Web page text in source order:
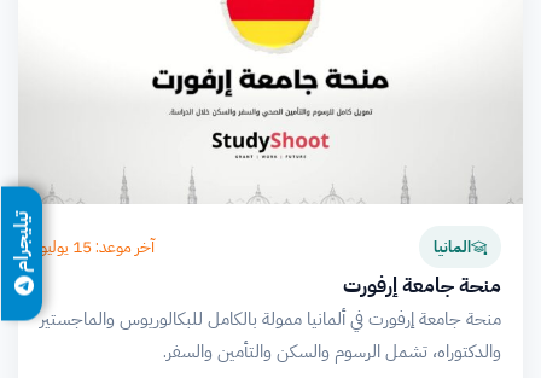
المانيا آخر موعد: 15 يوليو
منحة جامعة إرفورت
منحة جامعة إرفورت في ألمانيا ممولة بالكامل للبكالوريوس والماجستير
والدكتوراه، تشمل الرسوم والسكن والتأمين والسفر.
تيليجرام